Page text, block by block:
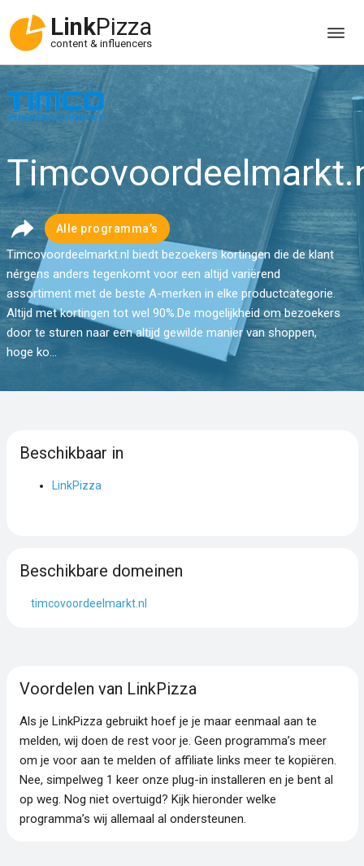
LinkPizza
content & influencers
Alle programma’s
Timcovoordeelmarkt.nl biedt bezoekers kortingen die de klant
nérgens anders tegenkomt voor een altijd variërend
assortiment met de beste A-merken in elke productcategorie.
Altijd met kortingen tot wel 90%.De mogelijkheid om bezoekers
door te sturen naar een altijd gewilde manier van shoppen,
hoge ko...
Beschikbaar in
LinkPizza
Beschikbare domeinen
timcovoordeelmarkt.nl
Voordelen van LinkPizza
Als je LinkPizza gebruikt hoef je je maar eenmaal aan te
melden, wij doen de rest voor je. Geen programma’s meer
om je voor aan te melden of affiliate links meer te kopiëren.
Nee, simpelweg 1 keer onze plug-in installeren en je bent al
op weg. Nog niet overtuigd? Kijk hieronder welke
programma’s wij allemaal al ondersteunen.